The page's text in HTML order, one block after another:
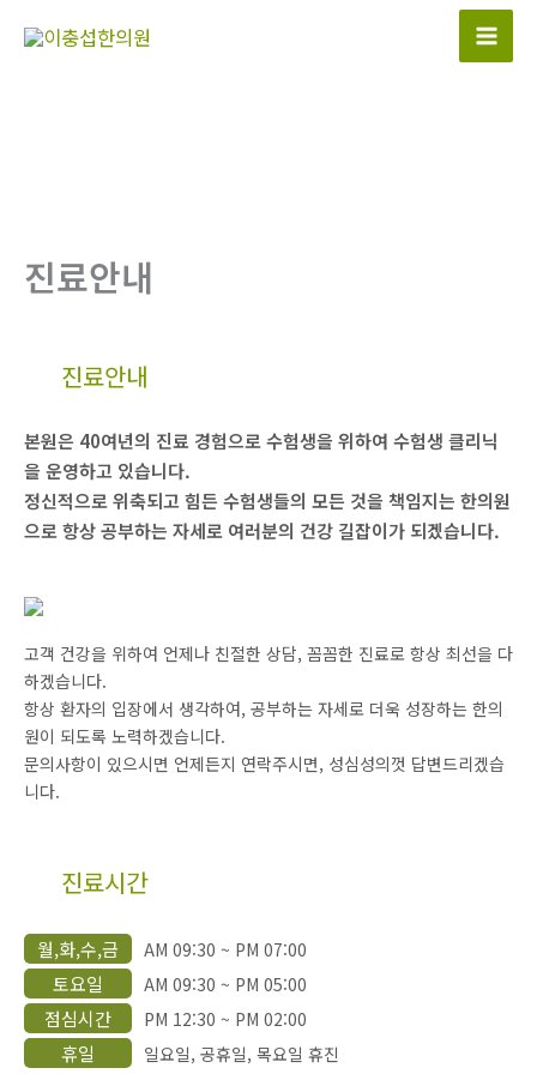
진료안내
진료안내
본원은 40여년의 진료 경험으로 수험생을 위하여 수험생 클리닉
을 운영하고 있습니다.
정신적으로 위축되고 힘든 수험생들의 모든 것을 책임지는 한의원
으로 항상 공부하는 자세로 여러분의 건강 길잡이가 되겠습니다.
고객 건강을 위하여 언제나 친절한 상담, 꼼꼼한 진료로 항상 최선을 다
하겠습니다.
항상 환자의 입장에서 생각하여, 공부하는 자세로 더욱 성장하는 한의
원이 되도록 노력하겠습니다.
문의사항이 있으시면 언제든지 연락주시면, 성심성의껏 답변드리겠습
니다.
진료시간
월,화,수,금 AM 09:30 ~ PM 07:00
토요일 AM 09:30 ~ PM 05:00
점심시간 PM 12:30 ~ PM 02:00
휴일 일요일, 공휴일, 목요일 휴진